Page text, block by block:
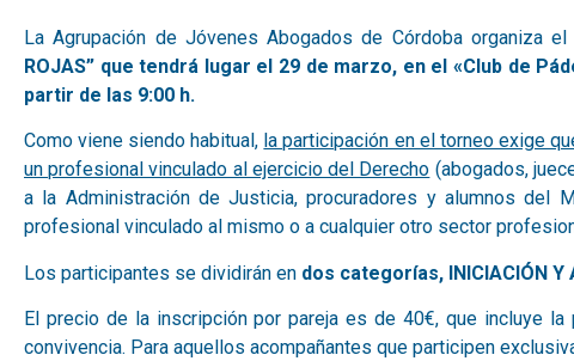
La Agrupación de Jóvenes Abogados de Córdoba organiza
ROJAS” que tendrá lugar el 29 de marzo, en el «Club de
partir de las 9:00 h.
Como viene siendo habitual, la participación en el torneo exige
un profesional vinculado al ejercicio del Derecho (abogados,
a la Administración de Justicia, procuradores y alumnos del
profesional vinculado al mismo o a cualquier otro sector
Los participantes se dividirán en dos categorías, INICIACIÓN Y
El precio de la inscripción por pareja es de 40€, que incluye
convivencia. Para aquellos acompañantes que participen